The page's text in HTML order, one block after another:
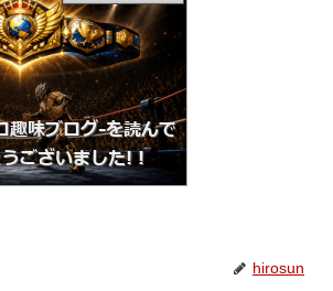
hirosun